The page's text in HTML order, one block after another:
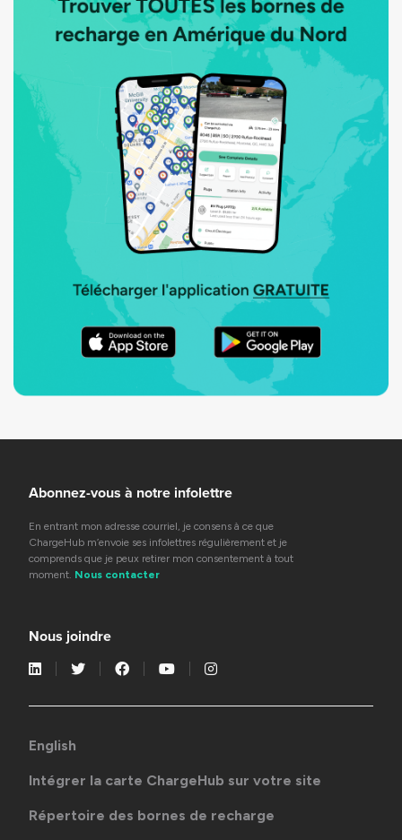
Abonnez-vous à notre infolettre
En entrant mon adresse courriel, je consens à ce que
ChargeHub m’envoie ses infolettres régulièrement et je
comprends que je peux retirer mon consentement à tout
moment. Nous contacter
Nous joindre
English
Intégrer la carte ChargeHub sur votre site
Répertoire des bornes de recharge